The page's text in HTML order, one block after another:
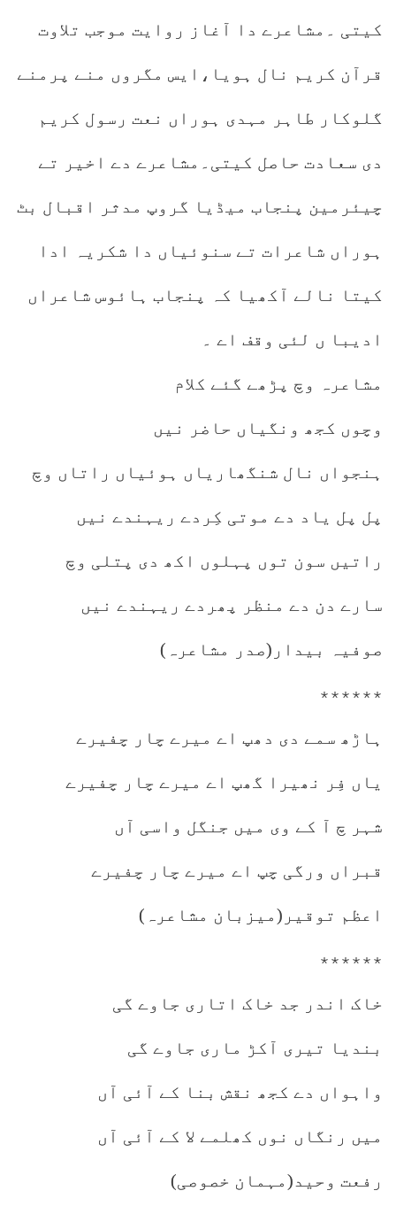
کیتی ۔مشاعرے دا آغاز روایت موجب تلاوت
قرآن کریم نال ہویا،ایس مگروں منے پرمنے
گلوکار طاہر مہدی ہوراں نعت رسول کریم
دی سعادت حاصل کیتی۔مشاعرے دے اخیر تے
چیئرمین پنجاب میڈیا گروپ مدثر اقبال بٹ
ہوراں شاعرات تے سنوئیاں دا شکریہ ادا
کیتا نالے آکھیا کہ پنجاب ہائوس شاعراں
ادیبا ں لئی وقف اے ۔
مشاعرہ وچ پڑھے گئے کلام
وچوں کجھ ونگیاں حاضر نیں
ہنجواں نال شنگھاریاں ہوئیاں راتاں وچ
پل پل یاد دے موتی کِردے ریہندے نیں
راتیں سون توں پہلوں اکھ دی پتلی وچ
سارے دن دے منظر پھردے ریہندے نیں
صوفیہ بیدار(صدر مشاعرہ)
٭٭٭٭٭٭
ہاڑھ سمے دی دھپ اے میرے چار چفیرے
یاں فِر نھیرا گھپ اے میرے چار چفیرے
شہر چ آ کے وی میں جنگل واسی آں
قبراں ورگی چپ اے میرے چار چفیرے
اعظم توقیر(میزبان مشاعرہ)
٭٭٭٭٭٭
خاک اندر جد خاک اتاری جاوے گی
بندیا تیری آکڑ ماری جاوے گی
واہواں دے کجھ نقش بنا کے آئی آں
میں رنگاں نوں کھلمے لا کے آئی آں
رفعت وحید(مہمان خصوصی)